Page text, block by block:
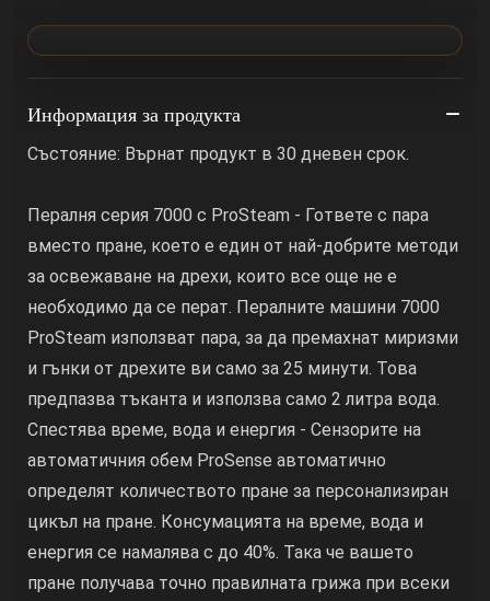
Информация за продукта
Състояние: Върнат продукт в 30 дневен срок.
Пералня серия 7000 с ProSteam - Гответе с пара
вместо пране, което е един от най-добрите методи
за освежаване на дрехи, които все още не е
необходимо да се перат. Пералните машини 7000
ProSteam използват пара, за да премахнат миризми
и гънки от дрехите ви само за 25 минути. Това
предпазва тъканта и използва само 2 литра вода.
Спестява време, вода и енергия - Сензорите на
автоматичния обем ProSense автоматично
определят количеството пране за персонализиран
цикъл на пране. Консумацията на време, вода и
енергия се намалява с до 40%. Така че вашето
пране получава точно правилната грижа при всеки